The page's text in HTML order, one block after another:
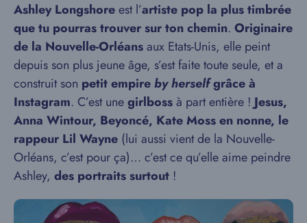
Ashley Longshoreest l’artiste pop la plus timbrée
que tu pourras trouver sur ton chemin. Originaire
de la Nouvelle-Orléansaux Etats-Unis, elle peint
depuis son plus jeune âge, s’est faite toute seule, et a
construit son petit empireby herselfgrâce à
Instagram. C’est unegirlbossà part entière ! Jesus,
Anna Wintour, Beyoncé, Kate Moss en nonne, le
rappeur Lil Wayne (lui aussi vient de la Nouvelle-
Orléans, c’est pour ça)… c’est ce qu’elle aime peindre
Ashley, des portraits surtout !